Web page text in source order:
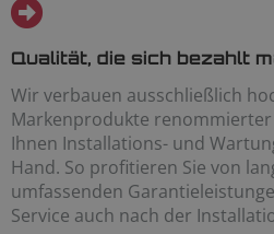
Qualität, die sich bezahlt
Wir verbauen ausschließlich
Markenprodukte
Ihnen Installations- und
Hand. So profitieren Sie von
umfassenden
Service auch nach der